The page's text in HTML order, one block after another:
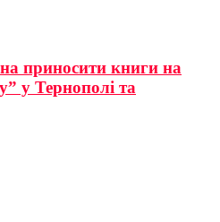
приносити книги на
у Тернополі та